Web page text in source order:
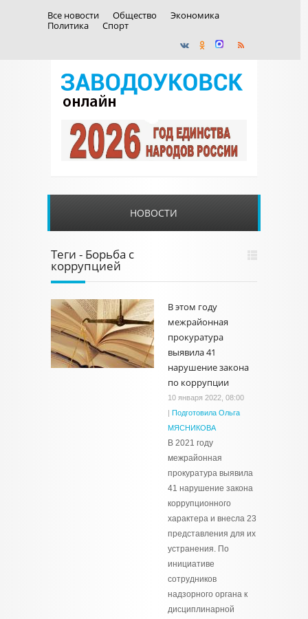
Все новости Общество
Экономика
Политика
Спорт
НОВОСТИ
Теги - Борьба с
коррупцией
В этом году
межрайонная
прокуратура
выявила 41
нарушение закона
по коррупции
10 января 2022, 08:00
| Подготовила Ольга
МЯСНИКОВА
В 2021 году
межрайонная
прокуратура выявила
41 нарушение закона
коррупционного
характера и внесла 23
представления для их
устранения. По
инициативе
сотрудников
надзорного органа к
дисциплинарной